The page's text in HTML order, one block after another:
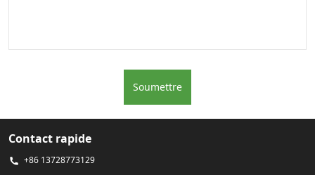
Soumettre
Contact rapide
+86 13728773129